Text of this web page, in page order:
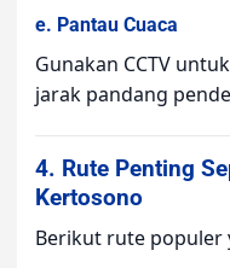
e. Pantau Cuaca
Gunakan CCTV
jarak pandang
4. Rute Penting
Kertosono
Berikut rute populer